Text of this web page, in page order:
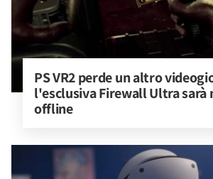
PS VR2 perde un altro
l'esclusiva Firewall Ultra sarà
offline